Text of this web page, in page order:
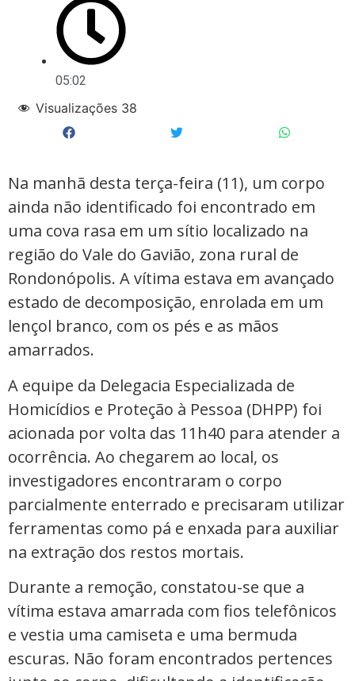
05:02
Visualizações 38
Na manhã desta terça-feira (11), um corpo
ainda não identificado foi encontrado em
uma cova rasa em um sítio localizado na
região do Vale do Gavião, zona rural de
Rondonópolis. A vítima estava em avançado
estado de decomposição, enrolada em um
lençol branco, com os pés e as mãos
amarrados.
A equipe da Delegacia Especializada de
Homicídios e Proteção à Pessoa (DHPP) foi
acionada por volta das 11h40 para atender a
ocorrência. Ao chegarem ao local, os
investigadores encontraram o corpo
parcialmente enterrado e precisaram utilizar
ferramentas como pá e enxada para auxiliar
na extração dos restos mortais.
Durante a remoção, constatou-se que a
vítima estava amarrada com fios telefônicos
e vestia uma camiseta e uma bermuda
escuras. Não foram encontrados pertences